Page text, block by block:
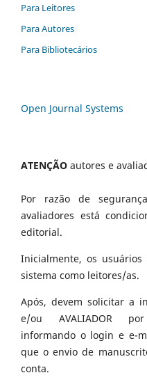
Para Leitores
Para Autores
Para Bibliotecários
Open Journal Systems
ATENÇÃO autores e
Por razão de
avaliadores está
editorial.
Inicialmente, os
sistema como leitores/as.
Após, devem solicitar a
e/ou AVALIADOR
informando o login e e-
que o envio de
conta.